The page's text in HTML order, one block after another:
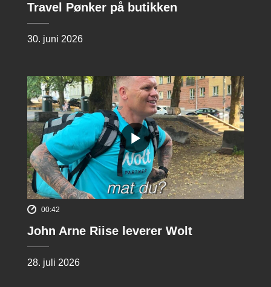
Travel Pønker på butikken
30. juni 2026
00:42
John Arne Riise leverer Wolt
28. juli 2026